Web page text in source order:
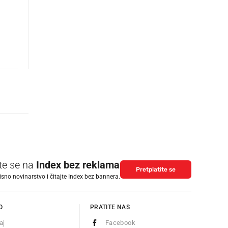
se na Index bez reklama
novinarstvo i čitajte Index bez bannera.
Pretplatite se
PRATITE NAS
Facebook